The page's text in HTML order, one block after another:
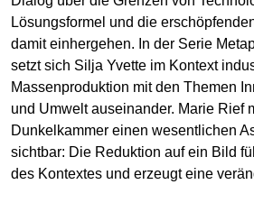
Lösungsformel und die
damit einhergehen. In der Serie
setzt sich Silja Yvette im Kontext
Massenproduktion mit den Themen
und Umwelt auseinander. Marie Rief
Dunkelkammer einen wesentlichen
sichtbar: Die Reduktion auf ein Bild
des Kontextes und erzeugt eine